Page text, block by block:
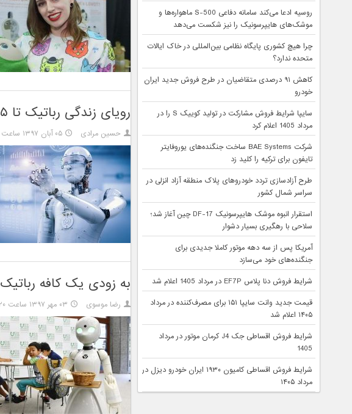
رویای زندگی رباتیک تا ۵ سال آینده محقق می‌شود
حسین مرادی ۰۵ آبان ۱۳۹۷ ساعت ۱۷:۴۵
به زودی یک کافه
رضا موسوی ۰۳ مهر ۱۳۹۷ ساعت ۱۸:۲۰
روسیه ادعا می‌کند سامانه دفاعی S-500 ماهواره‌ها و
موشک‌های هایپرسونیک را نیز شکست می‌دهد
چرا هیچ کشوری پایگاه نظامی بین‌المللی در خاک ایالات
متحده ندارد؟
کاهش ۹۱ درصدی متقاضیان در طرح فروش جدید ایران
خودرو
سایپا شرایط فروش مشارکت در تولید کوییک S را در
مرداد 1405 اعلام کرد
شرکت BAE Systems ساخت جنگنده‌های یوروفایتر
تایفون برای ترکیه را کلید زد
طرح آزادسازی تردد خودروهای پلاک منطقه آزاد انزلی در
سراسر شمال کشور
استقرار انبوه موشک هایپرسونیک DF-17 چین آغاز شد؛
سلاحی با رهگیری بسیار دشوار
آمریکا پس از سه دهه موتور کاملا جدیدی برای
جنگنده‌های خود می‌سازد
شرایط فروش دنا پلاس EF7P در مرداد 1405 اعلام شد
قیمت جدید وانت سایپا ۱۵۱ برای مصرف‌کننده در مرداد
۱۴۰۵ اعلام شد
شرایط فروش اقساطی جک J4 کرمان موتور در مرداد
1405
شرایط فروش اقساطی کامیون ۱۹۳۰ ایران خودرو دیزل در
مرداد ۱۴۰۵